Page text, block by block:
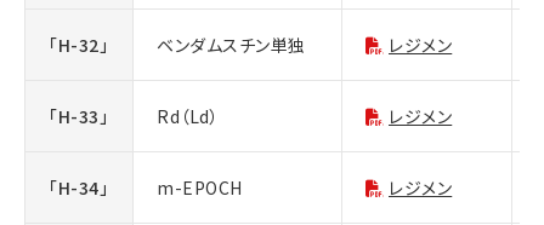
「H-32」 ベンダムスチン単独 レジメン
「H-33」 Rd（Ld） レジメン
「H-34」 m-EPOCH レジメン